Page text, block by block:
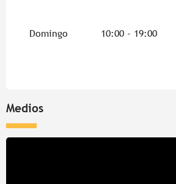
Domingo 10:00 - 19:00
Medios